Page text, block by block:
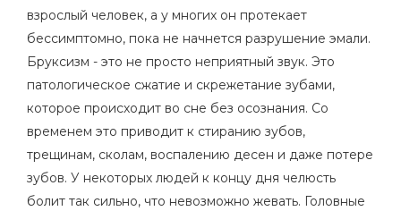
взрослый человек, а у многих он протекает
бессимптомно, пока не начнется разрушение эмали.
Бруксизм - это не просто неприятный звук. Это
патологическое сжатие и скрежетание зубами,
которое происходит во сне без осознания. Со
временем это приводит к стиранию зубов,
трещинам, сколам, воспалению десен и даже потере
зубов. У некоторых людей к концу дня челюсть
болит так сильно, что невозможно жевать. Головные